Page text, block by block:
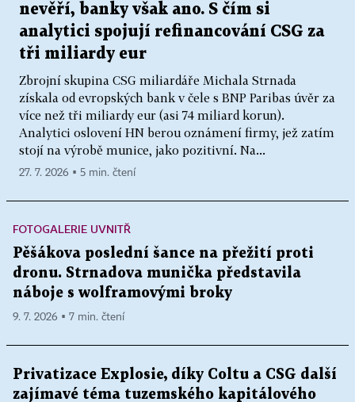
nevěří, banky však ano. S čím si
analytici spojují refinancování CSG za
tři miliardy eur
Zbrojní skupina CSG miliardáře Michala Strnada
získala od evropských bank v čele s BNP Paribas úvěr za
více než tři miliardy eur (asi 74 miliard korun).
Analytici oslovení HN berou oznámení firmy, jež zatím
stojí na výrobě munice, jako pozitivní. Na...
27. 7. 2026 ▪ 5 min. čtení
FOTOGALERIE UVNITŘ
Pěšákova poslední šance na přežití proti
dronu. Strnadova munička představila
náboje s wolframovými broky
9. 7. 2026 ▪ 7 min. čtení
Privatizace Explosie, díky Coltu a CSG další
zajímavé téma tuzemského kapitálového